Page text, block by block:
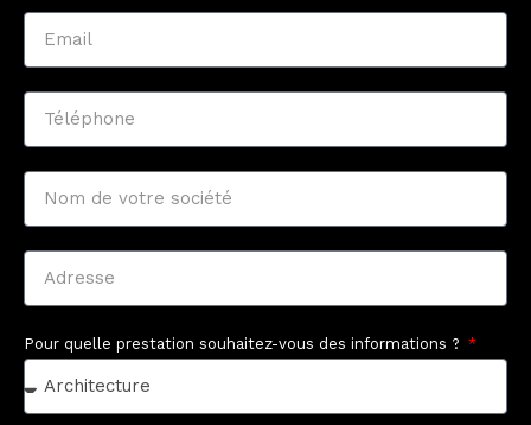
Pour quelle prestation souhaitez-vous des informations ?